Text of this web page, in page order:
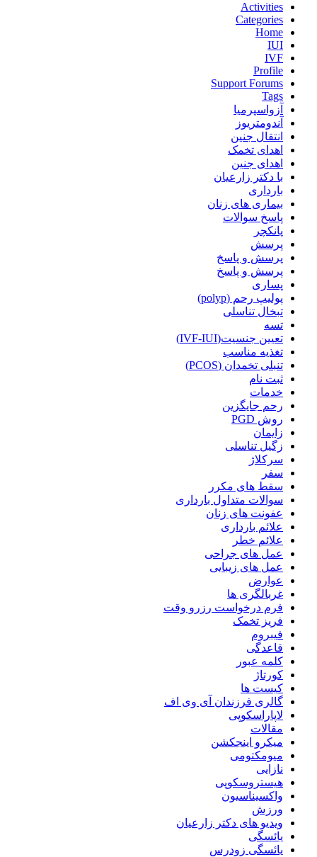
Activities
Categories
Home
IUI
IVF
Profile
Support Forums
Tags
آزواسپرمیا
آندومتریوز
انتقال جنین
اهدای تخمک
اهدای جنین
با دکتر زارعیان
بارداری
بیماری های زنان
پاسخ سوالات
پانکچر
پرسش
پرسش و پاسخ
پرسش و پاسخ
پساری
پولیپ رحم (polyp)
تبخال تناسلی
تسه
تعیین جنسیت(IVF-IUI)
تغذیه مناسب
تنبلی تخمدان (PCOS)
ثبت نام
خدمات
رحم جایگزین
روش PGD
زایمان
زگیل تناسلی
سرکلاژ
سفر
سقط های مکرر
سوالات متداول بارداری
عفونت های زنان
علائم بارداری
علائم خطر
عمل های جراحی
عمل های زیبایی
عوارض
غربالگری ها
فرم درخواست رزرو وقت
فریز تخمک
فیبروم
قاعدگی
کلمه عبور
کورتاژ
کیست ها
گالری فرزندان آی وی اف
لاپاراسکوپی
مقالات
میکرو اینجکشن
میومکتومی
نازایی
هیستروسکوپی
واکسیناسیون
ورزش
ویدیو های دکتر زارعیان
یائسگی
یائسگی زودرس